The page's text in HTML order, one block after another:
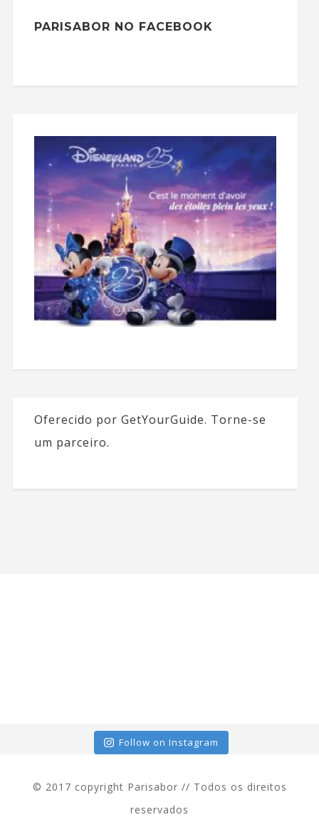
PARISABOR NO FACEBOOK
Oferecido por GetYourGuide. Torne-se
um parceiro.
Follow on Instagram
© 2017 copyright Parisabor // Todos os direitos
reservados